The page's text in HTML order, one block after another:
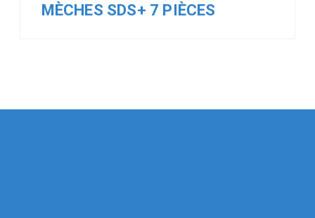
MÈCHES SDS+ 7 PIÈCES